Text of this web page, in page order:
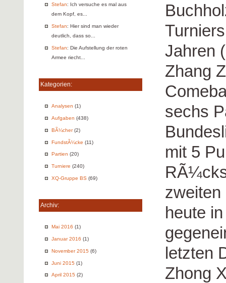
Stefan: Ich versuche es mal aus
dem Kopf, es...
Stefan: Hier sind man wieder
deutlich, dass so...
Stefan: Die Aufstellung der roten
Armee riecht...
Kategorien:
Analysen (1)
Aufgaben (438)
BÃ¼cher(2)
FundstÃ¼cke (11)
Partien (20)
Turniere (240)
XQ-Gruppe BS (69)
Archiv:
Mai 2016 (1)
Januar 2016 (1)
November 2015 (6)
Juni 2015 (1)
April 2015 (2)
Jahren
Zhang
sechs
mit 5
zweiten
heute
letzten
Zhong